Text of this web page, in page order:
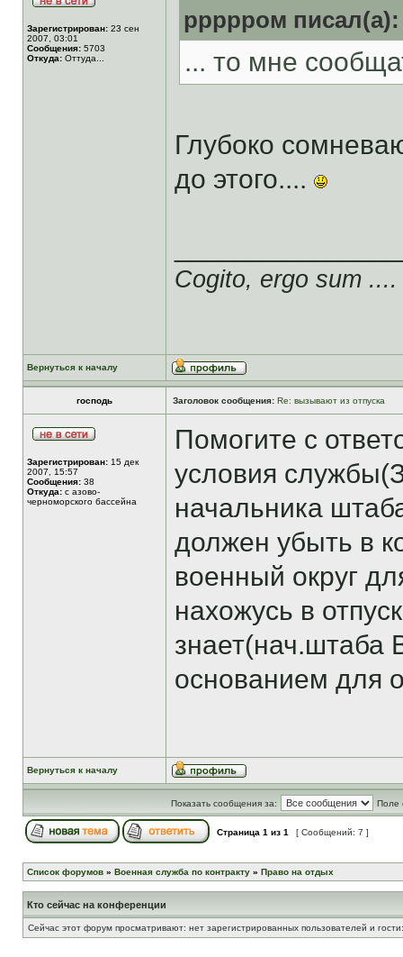
Зарегистрирован: 23 сен
2007, 03:01
Сообщения: 5703
Откуда: Оттуда...
ррррром писал(а):
... то мне
Глубоко
до этого....
Cogito, ergo sum ....
Вернуться к началу
господь Заголовок сообщения: Re: вызывают из отпуска
Зарегистрирован: 15 дек
2007, 15:57
Сообщения: 38
Откуда: с азово-
черноморского бассейна
Помогите с
условия
начальника
должен убыть в
военный округ
нахожусь в
знает(нач.штаба
основанием для
Вернуться к началу
Показать сообщения за: Поле
Страница 1 из 1 [ Сообщений: 7 ]
Список форумов » Военная служба по контракту » Право на отдых
Кто сейчас на конференции
Сейчас этот форум просматривают: нет зарегистрированных пользователей и